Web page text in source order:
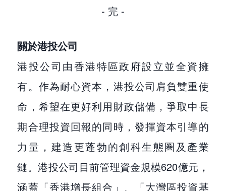
- 完 -
關於港投公司
港投公司由香港特區政府設立並全資擁
有。作為耐心資本，港投公司肩負雙重使
命，希望在更好利用財政儲備，爭取中長
期合理投資回報的同時，發揮資本引導的
力量，建造更蓬勃的創科生態圈及產業
鏈。港投公司目前管理資金規模620億元，
涵蓋「香港增長組合」、「大灣區投資基